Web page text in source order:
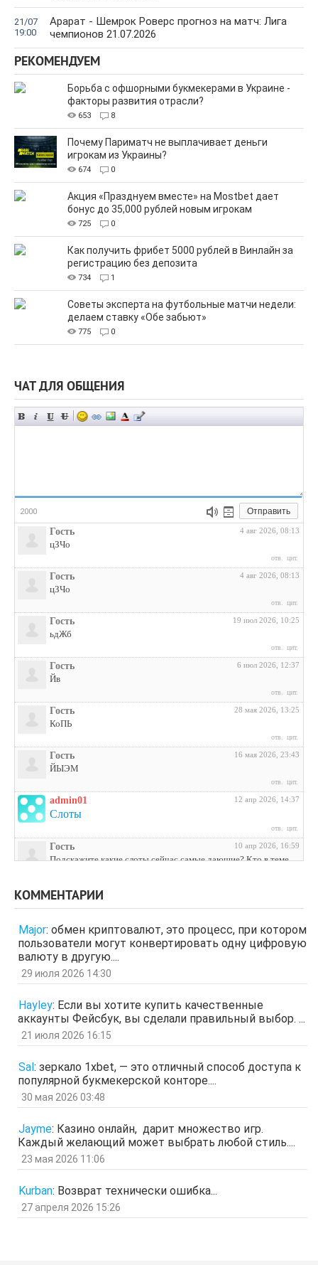
21/07
19:00
Арарат - Шемрок Роверс прогноз на матч: Лига
чемпионов 21.07.2026
РЕКОМЕНДУЕМ
Борьба с офшорными букмекерами в Украине -
факторы развития отрасли?
653 8
Почему Париматч не выплачивает деньги
игрокам из Украины?
674 0
Акция «Празднуем вместе» на Mostbet дает
бонус до 35,000 рублей новым игрокам
725 0
Как получить фрибет 5000 рублей в Винлайн за
регистрацию без депозита
734 1
Советы эксперта на футбольные матчи недели:
делаем ставку «Обе забьют»
775 0
ЧАТ ДЛЯ ОБЩЕНИЯ
Отправить
2000
Гость 4 авг 2026, 08:13
цЗЧо
отв. цит.
Гость 4 авг 2026, 08:13
цЗЧо
отв. цит.
Гость 19 июл 2026, 10:25
ьдЖб
отв. цит.
Гость 6 июл 2026, 12:37
Йв
отв. цит.
Гость 28 мая 2026, 13:25
КоПЬ
отв. цит.
Гость 16 мая 2026, 23:43
ЙЫЭМ
отв. цит.
admin01 12 апр 2026, 14:37
Слоты
отв. цит.
Гость 10 апр 2026, 16:59
Подскажите какие слоты сейчас самые дающие? Кто в теме
Гость
отв. цит.
Гость 26 мар 2026, 01:35
мЛЙК
ащрд
отв. цит.
Гость
отв. цит.
Гость
ЗОл
отв. цит.
Гость 5 мар 2026, 12:20
оЭЬЧ
SPPS 2 мар 2026, 16:19
ау, есть кто живой здесь?)
Гость
КОММЕНТАРИИ
Major: обмен криптовалют, это процесс, при котором
пользователи могут конвертировать одну цифровую
валюту в другую....
29 июля 2026 14:30
Hayley: Если вы хотите купить качественные
аккаунты Фейсбук, вы сделали правильный выбор. ...
21 июля 2026 16:15
Sal : зеркало 1xbet, — это отличный способ доступа к
популярной букмекерской конторе....
30 мая 2026 03:48
Jayme: Казино онлайн, дарит множество игр.
Каждый желающий может выбрать любой стиль....
23 мая 2026 11:06
Kurban: Возврат технически ошибка...
27 апреля 2026 15:26